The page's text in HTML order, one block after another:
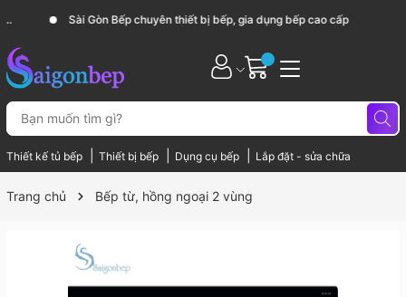
Sài Gòn Bếp chuyên thiết bị bếp, gia dụng bếp cao cấp
Thiết kế tủ bếp Thiết bị bếp Dụng cụ bếp Lắp đặt - sửa chữa
Trang chủ Bếp từ, hồng ngoại 2 vùng